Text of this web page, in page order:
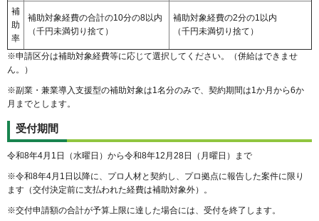
補
助
率
補助対象経費の合計の10分の8以内
（千円未満切り捨て）
補助対象経費の2分の1以内
（千円未満切り捨て）
※申請区分は補助対象経費等に応じて選択してください。（併給はできませ
ん。）
※副業・兼業導入支援型の補助対象は1名分のみで、契約期間は1か月から6か
月までとします。
受付期間
令和8年4月1日（水曜日）から令和8年12月28日（月曜日）まで
※令和8年4月1日以降に、プロ人材と契約し、プロ拠点に報告した案件に限り
ます（交付決定前に支払われた経費は補助対象外）。
※交付申請額の合計が予算上限に達した場合には、受付を終了します。